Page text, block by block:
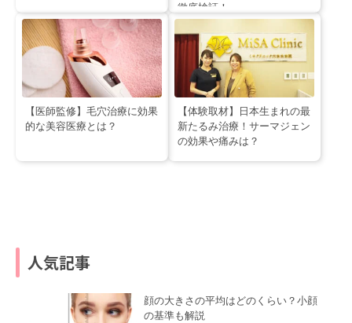
徹底検証！
【医師監修】毛穴治療に効果
的な美容医療とは？
【体験取材】日本生まれの最
新たるみ治療！サーマジェン
の効果や痛みは？
人気記事
顔の大きさの平均はどのくらい？小顔
の基準も解説